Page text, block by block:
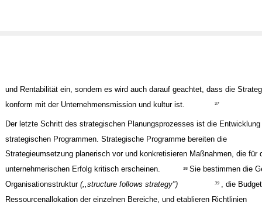
und Rentabilität ein, sondern es wird auch darauf geachtet, dass die
konform mit der Unternehmensmission und ­kultur ist.
37
Der letzte Schritt des strategischen Planungsprozesses ist die Entwicklung
strategischen Programmen. Strategische Programme bereiten die
Strategieumsetzung planerisch vor und konkretisieren Maßnahmen, die für
unternehmerischen Erfolg kritisch erscheinen.
38 Sie bestimmen die
Organisationsstruktur (,,structure follows strategy") 39 , die
Ressourcenallokation der einzelnen Bereiche, und etablieren Richtlinien